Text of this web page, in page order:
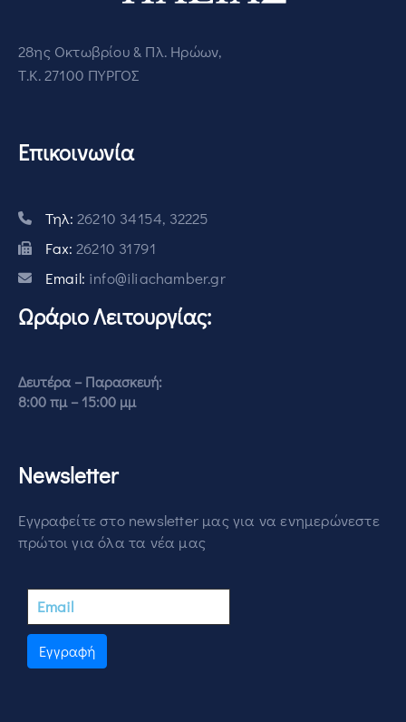
28ης Οκτωβρίου & Πλ. Ηρώων,
Τ.Κ. 27100 ΠΥΡΓΟΣ
Επικοινωνία
Τηλ: 26210 34154, 32225
Fax: 26210 31791
Email: info@iliachamber.gr
Ωράριο Λειτουργίας:
Δευτέρα – Παρασκευή:
8:00 πμ – 15:00 μμ
Newsletter
Εγγραφείτε στο newsletter μας για να ενημερώνεστε
πρώτοι για όλα τα νέα μας
Εγγραφή